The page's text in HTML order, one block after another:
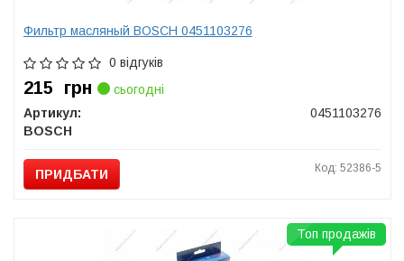
Фильтр масляный BOSCH 0451103276
0 відгуків
215 грн
сьогодні
Артикул:
0451103276
BOSCH
ПРИДБАТИ Код: 52386-5
Топ продажів